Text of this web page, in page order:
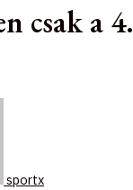
csak a 4.
sportx